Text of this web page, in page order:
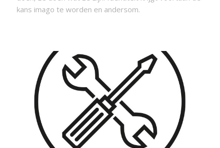
kans imago te worden en andersom.